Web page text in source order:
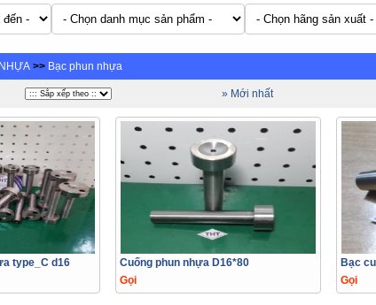
>> Bạc phun nhựa
» Mới nhất
type_C d16
Cuống phun nhựa D16*80
Gọi
Bạc
Gọi